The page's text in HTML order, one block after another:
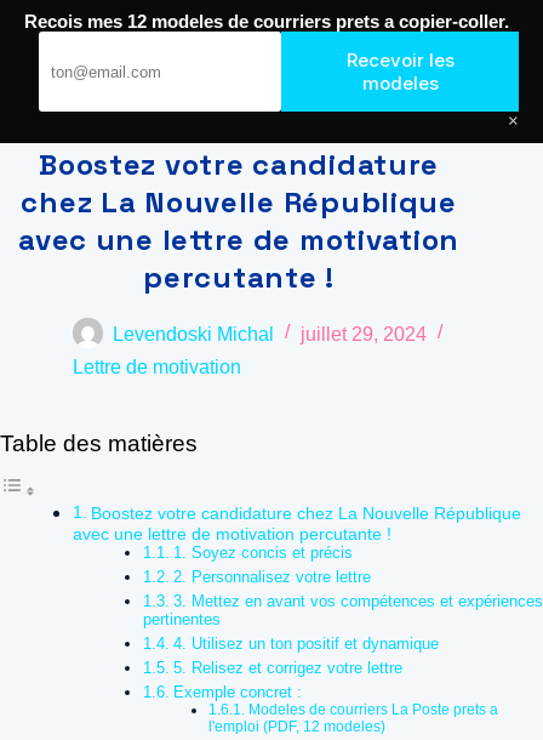
Boostez votre candidature
chez La Nouvelle République
avec une lettre de motivation
percutante !
Levendoski Michal
juillet 29, 2024
Lettre de motivation
Table des matières
Boostez votre candidature chez La Nouvelle République
avec une lettre de motivation percutante !
1. Soyez concis et précis
2. Personnalisez votre lettre
3. Mettez en avant vos compétences et expériences
pertinentes
4. Utilisez un ton positif et dynamique
5. Relisez et corrigez votre lettre
Exemple concret :
Modeles de courriers La Poste prets a
l'emploi (PDF, 12 modeles)
Recois mes 12 modeles de courriers prets a copier-coller.
Recevoir les
modeles
×